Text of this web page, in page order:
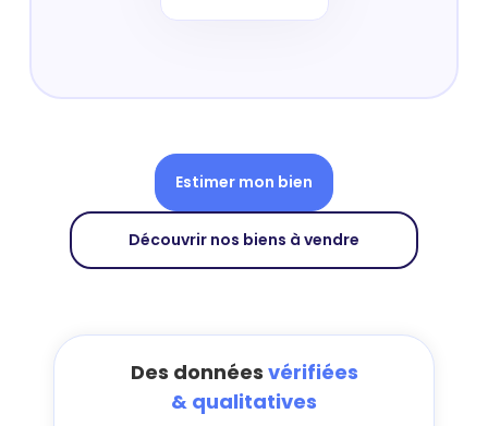
Estimer mon bien
Découvrir nos biens à vendre
Des données vérifiées
& qualitatives